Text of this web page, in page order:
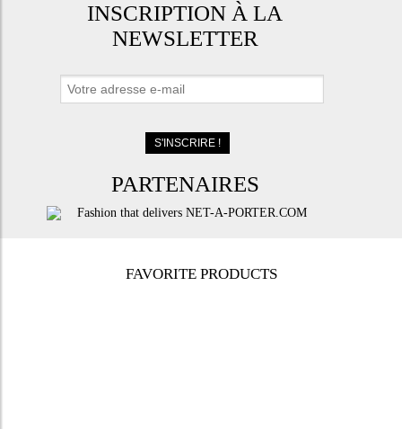
INSCRIPTION À LA
NEWSLETTER
PARTENAIRES
FAVORITE PRODUCTS